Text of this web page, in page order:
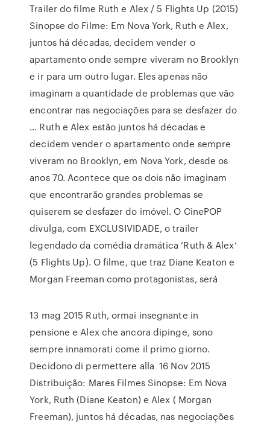
Trailer do filme Ruth e Alex / 5 Flights Up (2015)
Sinopse do Filme: Em Nova York, Ruth e Alex,
juntos há décadas, decidem vender o
apartamento onde sempre viveram no Brooklyn
e ir para um outro lugar. Eles apenas não
imaginam a quantidade de problemas que vão
encontrar nas negociações para se desfazer do
… Ruth e Alex estão juntos há décadas e
decidem vender o apartamento onde sempre
viveram no Brooklyn, em Nova York, desde os
anos 70. Acontece que os dois não imaginam
que encontrarão grandes problemas se
quiserem se desfazer do imóvel. O CinePOP
divulga, com EXCLUSIVIDADE, o trailer
legendado da comédia dramática ‘Ruth & Alex‘
(5 Flights Up). O filme, que traz Diane Keaton e
Morgan Freeman como protagonistas, será
13 mag 2015 Ruth, ormai insegnante in
pensione e Alex che ancora dipinge, sono
sempre innamorati come il primo giorno.
Decidono di permettere alla 16 Nov 2015
Distribuição: Mares Filmes Sinopse: Em Nova
York, Ruth (Diane Keaton) e Alex ( Morgan
Freeman), juntos há décadas, nas negociações